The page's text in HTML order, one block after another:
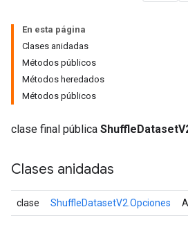
En esta página
Clases anidadas
Métodos públicos
Métodos heredados
Métodos públicos
clase final pública
Clases anidadas
clase ShuffleDatasetV2.Opciones